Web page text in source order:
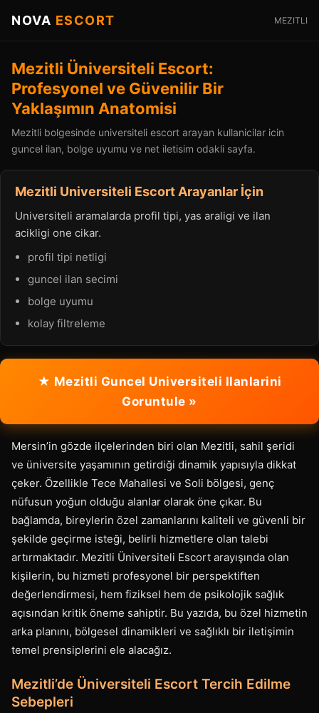
NOVA ESCORT MEZITLI
Mezitli Üniversiteli Escort:
Profesyonel ve Güvenilir Bir
Yaklaşımın Anatomisi
Mezitli bolgesinde universiteli escort arayan kullanicilar icin
guncel ilan, bolge uyumu ve net iletisim odakli sayfa.
Mezitli Universiteli Escort Arayanlar İçin
Universiteli aramalarda profil tipi, yas araligi ve ilan
acikligi one cikar.
profil tipi netligi
guncel ilan secimi
bolge uyumu
kolay filtreleme
★ Mezitli Guncel Universiteli Ilanlarini
Goruntule »
Mersin’in gözde ilçelerinden biri olan Mezitli, sahil şeridi
ve üniversite yaşamının getirdiği dinamik yapısıyla dikkat
çeker. Özellikle Tece Mahallesi ve Soli bölgesi, genç
nüfusun yoğun olduğu alanlar olarak öne çıkar. Bu
bağlamda, bireylerin özel zamanlarını kaliteli ve güvenli bir
şekilde geçirme isteği, belirli hizmetlere olan talebi
artırmaktadır. Mezitli Üniversiteli Escort arayışında olan
kişilerin, bu hizmeti profesyonel bir perspektiften
değerlendirmesi, hem fiziksel hem de psikolojik sağlık
açısından kritik öneme sahiptir. Bu yazıda, bu özel hizmetin
arka planını, bölgesel dinamikleri ve sağlıklı bir iletişimin
temel prensiplerini ele alacağız.
Mezitli’de Üniversiteli Escort Tercih Edilme
Sebepleri